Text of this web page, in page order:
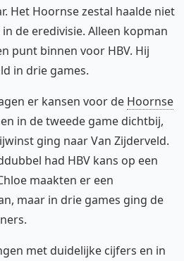
Het Hoornse zestal haalde niet
de eredivisie. Alleen kopman
punt binnen voor HBV. Hij
in drie games.
er kansen voor de Hoornse
in de tweede game dichtbij,
ging naar Van Zijderveld.
had HBV kans op een
maakten er een
maar in drie games ging de
met duidelijke cijfers en in